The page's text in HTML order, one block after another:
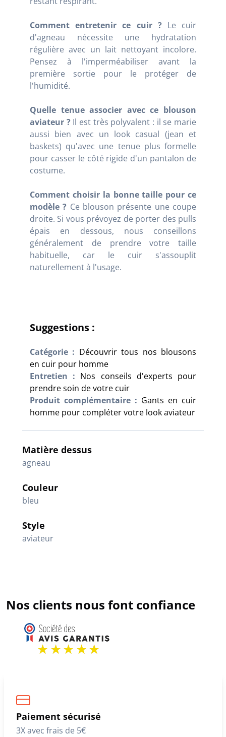
Comment entretenir ce cuir ?Le cuir
d'agneau nécessite une hydratation
régulière avec un lait nettoyant incolore.
Pensez à l'imperméabiliser avant la
première sortie pour le protéger de
l'humidité.
Quelle tenue associer avec ce blouson
aviateur ?Il est très polyvalent : il se marie
aussi bien avec un look casual (jean et
baskets) qu'avec une tenue plus formelle
pour casser le côté rigide d'un pantalon de
costume.
Comment choisir la bonne taille pour ce
modèle ? Ce blouson présente une coupe
droite. Si vous prévoyez de porter des pulls
épais en dessous, nous conseillons
généralement de prendre votre taille
habituelle, car le cuir s'assouplit
naturellement à l'usage.
Suggestions :
Catégorie : Découvrir tous nos blousons
en cuir pour homme
Entretien : Nos conseils d'experts pour
prendre soin de votre cuir
Produit complémentaire : Gants en cuir
homme pour compléter votre look aviateur
Matière dessus
agneau
Couleur
bleu
Style
aviateur
Nos clients nous font confiance
Paiement sécurisé
3X avec frais de 5€